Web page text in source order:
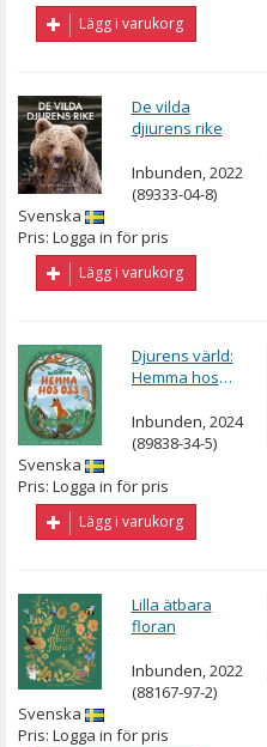
Lägg i varukorg
De vilda
djiurens rike
Inbunden, 2022
(89333-04-8)
Svenska
Pris: Logga in för pris
Lägg i varukorg
Djurens värld:
Hemma hos
Inbunden, 2024
(89838-34-5)
Svenska
Pris: Logga in för pris
Lägg i varukorg
Lilla ätbara
floran
Inbunden, 2022
(88167-97-2)
Svenska
Pris: Logga in för pris